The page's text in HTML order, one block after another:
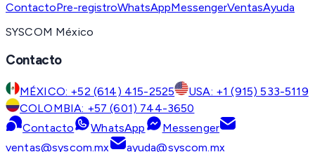
ContactoPre-registroWhatsAppMessengerVentasAyuda
SYSCOM México
Contacto
MÉXICO: +52 (614) 415-2525
USA: +1 (915) 533-5119
COLOMBIA: +57 (601) 744-3650
Contacto
WhatsApp
Messenger
ventas@syscom.mx
ayuda@syscom.mx